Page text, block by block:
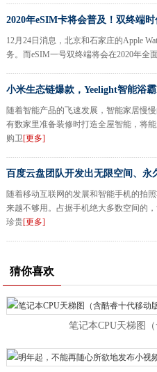
2020年eSIM卡将会普及！双终端时
12月24日消息，北京和石家庄的Apple
务。而eSIM一号双终端将会在2020年全
小米生态链爆款，Yeelight智能浴
随着智能产品的飞速发展，智能家居慢
有数家里准备装修时打造全屋智能，将
购卫[更多]
百度云盘团队开发出无限空间、永
随着移动互联网的发展和智能手机的拍
来越不够用。占据手机绝大多数空间的
珍贵[更多]
猜你喜欢
笔记本CPU天梯图